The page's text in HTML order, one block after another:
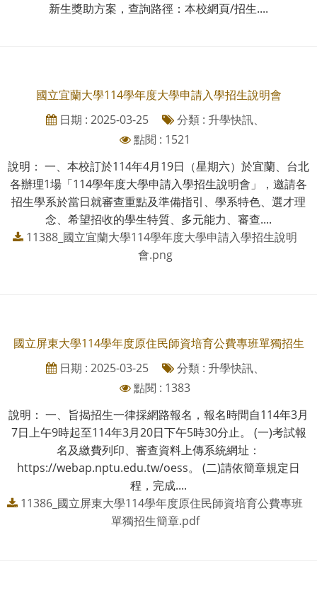
新生獎助方案，查詢路徑：本校網頁/招生....
國立宜蘭大學114學年度大學申請入學招生說明會
日期 : 2025-03-25
分類 : 升學快訊、
點閱 : 1521
說明： 一、本校訂於114年4月19日（星期六）於宜蘭、台北
各辦理1場「114學年度大學申請入學招生說明會」，邀請各
招生學系於當日就審查重點及準備指引、學系特色、選才理
念、希望招收的學生特質、多元能力、審查....
11388_國立宜蘭大學114學年度大學申請入學招生說明
會.png
國立屏東大學114學年度原住民師資培育公費專班單獨招生
日期 : 2025-03-25
分類 : 升學快訊、
點閱 : 1383
說明： 一、旨揭招生一律採網路報名，報名時間自114年3月
7日上午9時起至114年3月20日下午5時30分止。 (一)考試報
名及繳費列印、審查資料上傳系統網址：
https://webap.nptu.edu.tw/oess。 (二)請依簡章規定日
程，完成....
11386_國立屏東大學114學年度原住民師資培育公費專班
單獨招生簡章.pdf